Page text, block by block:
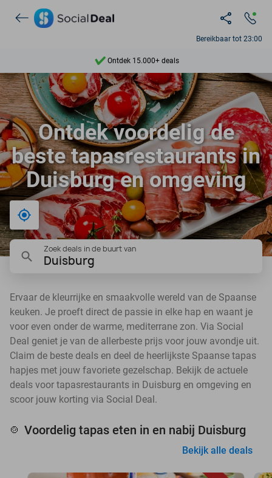
Bereikbaar tot 23:00
Ontdek 15.000+ deals
7 dagen per week beschikbaar
10+ miljoen leden
9,4
Ontdek 15.000+ deals
Ontdek voordelig de
beste tapasrestaurants in
Duisburg en omgeving
Bij mij in de buurt
Zoek deals in de buurt van
Duisburg
Ervaar de kleurrijke en smaakvolle wereld van de Spaanse
keuken. Je proeft direct de passie in elke hap en waant je
voor even onder de warme, mediterrane zon. Via Social
Deal geniet je van de allerbeste prijs voor jouw avondje uit.
Claim de beste deals en deel de heerlijkste Spaanse tapas
hapjes met jouw favoriete gezelschap. Bekijk de actuele
deals voor tapasrestaurants in Duisburg en omgeving en
scoor jouw korting via Social Deal.
🍲 Voordelig tapas eten in en nabij Duisburg
Bekijk alle deals